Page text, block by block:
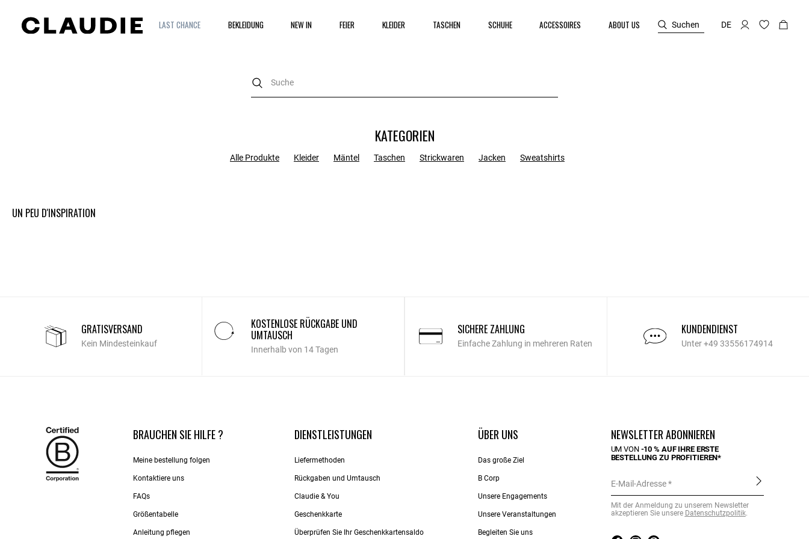
LAST CHANCE BEKLEIDUNG NEW IN FEIER KLEIDER TASCHEN SCHUHE ACCESSOIRES ABOUT US Suchen DE
KATEGORIEN
Alle Produkte Kleider Mäntel Taschen Strickwaren Jacken Sweatshirts
UN PEU D'INSPIRATION
GRATISVERSAND
Kein Mindesteinkauf
KOSTENLOSE RÜCKGABE UND
UMTAUSCH
Innerhalb von 14 Tagen
SICHERE ZAHLUNG
Einfache Zahlung in mehreren Raten
KUNDENDIENST
Unter +49 33556174914
BRAUCHEN SIE HILFE ?
Meine bestellung folgen
Kontaktiere uns​
FAQs
Größentabelle
Anleitung pflegen
DIENSTLEISTUNGEN
Liefermethoden
Rückgaben und Umtausch
Claudie & You
Geschenkkarte
Überprüfen Sie Ihr Geschenkkartensaldo
ÜBER UNS
Das große Ziel
B Corp
Unsere Engagements
Unsere Veranstaltungen
Begleiten Sie uns
NEWSLETTER ABONNIEREN
UM VON -10 % AUF IHRE ERSTE
BESTELLUNG ZU PROFITIEREN*
E-Mail-Adresse
Mit der Anmeldung zu unserem Newsletter
akzeptieren Sie unsere Datenschutzpolitik.